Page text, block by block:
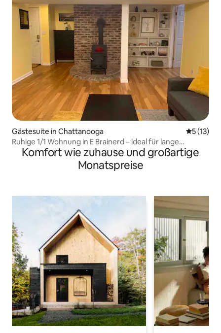
Gästesuite in Chattanooga
5 (13)
Ruhige 1/1 Wohnung in E Brainerd – ideal für lange
Aufenthalte
Komfort wie zuhause und großartige
Monatspreise